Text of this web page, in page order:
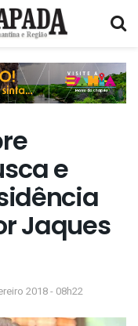
e
Jaques
2018 - 08h22